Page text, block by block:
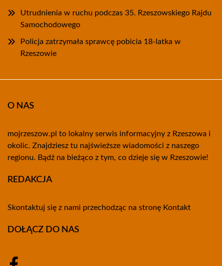
Utrudnienia w ruchu podczas 35. Rzeszowskiego Rajdu
Samochodowego
Policja zatrzymała sprawcę pobicia 18-latka w
Rzeszowie
O NAS
mojrzeszow.pl to lokalny serwis informacyjny z Rzeszowa i
okolic. Znajdziesz tu najświeższe wiadomości z naszego
regionu. Bądź na bieżąco z tym, co dzieje się w Rzeszowie!
REDAKCJA
Skontaktuj się z nami przechodząc na stronę Kontakt
DOŁĄCZ DO NAS